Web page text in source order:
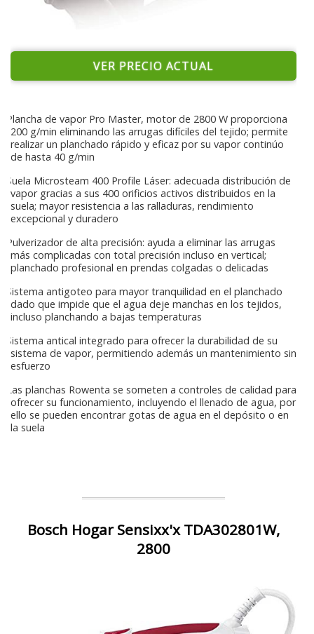
VER PRECIO ACTUAL
Plancha de vapor Pro Master, motor de 2800 W proporciona
200 g/min eliminando las arrugas difíciles del tejido; permite
realizar un planchado rápido y eficaz por su vapor continúo
de hasta 40 g/min
Suela Microsteam 400 Profile Láser: adecuada distribución de
vapor gracias a sus 400 orificios activos distribuidos en la
suela; mayor resistencia a las ralladuras, rendimiento
excepcional y duradero
Pulverizador de alta precisión: ayuda a eliminar las arrugas
más complicadas con total precisión incluso en vertical;
planchado profesional en prendas colgadas o delicadas
Sistema antigoteo para mayor tranquilidad en el planchado
dado que impide que el agua deje manchas en los tejidos,
incluso planchando a bajas temperaturas
Sistema antical integrado para ofrecer la durabilidad de su
sistema de vapor, permitiendo además un mantenimiento sin
esfuerzo
Las planchas Rowenta se someten a controles de calidad para
ofrecer su funcionamiento, incluyendo el llenado de agua, por
ello se pueden encontrar gotas de agua en el depósito o en
la suela
Bosch Hogar Sensixx'x TDA302801W,
2800